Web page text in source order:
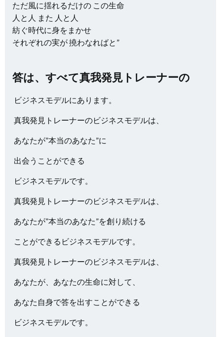
ただ風に揺れるだけの この生命
人と人 また 人と人
紡ぐ時代に身をまかせ
それぞれの実が 撓わなればと”
答は、すべて真我発見トレーナーの
ビジネスモデルにあります。
真我発見トレーナーのビジネスモデルは、
あなたが”本当のあなた”に
出会うことができる
ビジネスモデルです。
真我発見トレーナーのビジネスモデルは、
あなたが”本当のあなた”を創り続ける
ことができるビジネスモデルです。
真我発見トレーナーのビジネスモデルは、
あなたが、あなたの生命に対して、
あなた自身で答を出すことができる
ビジネスモデルです。